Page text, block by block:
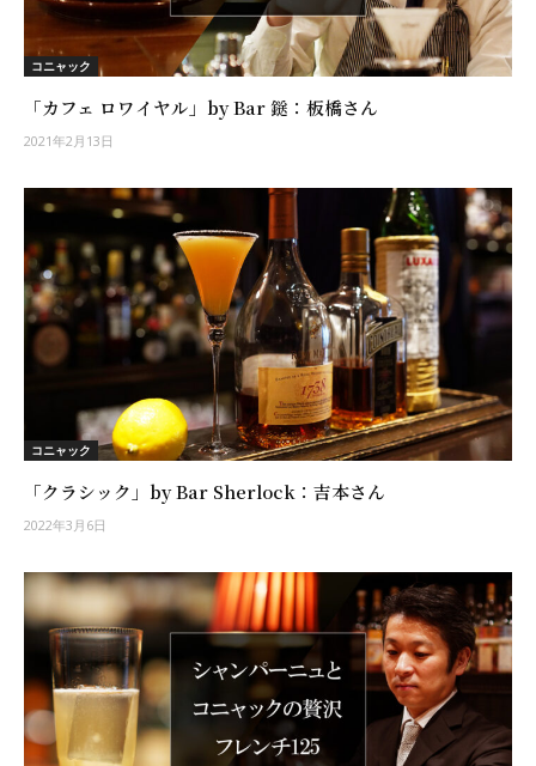
コニャック
「カフェ ロワイヤル」by Bar 鎹：板橋さん
2021年2月13日
コニャック
「クラシック」by Bar Sherlock：吉本さん
2022年3月6日